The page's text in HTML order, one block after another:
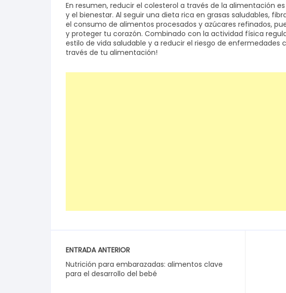
En resumen, reducir el colesterol a través de la alimentación
y el bienestar. Al seguir una dieta rica en grasas saludables,
el consumo de alimentos procesados y azúcares refinados,
y proteger tu corazón. Combinado con la actividad física
estilo de vida saludable y a reducir el riesgo de enfermedades
través de tu alimentación!
ENTRADA ANTERIOR
Nutrición para embarazadas: alimentos clave
para el desarrollo del bebé